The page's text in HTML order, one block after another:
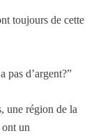
toujours de cette
pas d’argent?”
une région de la
un